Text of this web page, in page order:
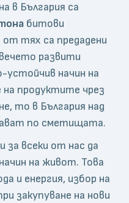
в България са
битови
тях са предадени
развити
начин на
на продуктите чрез
то в България над
по сметищата.
за всеки от нас да
на живот. Това
и енергия, избор на
закупуване на нови